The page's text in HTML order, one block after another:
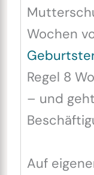
Wochen
Regel 8
– und
Auf